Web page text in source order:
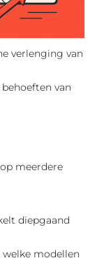
verlenging van
van
meerdere
diepgaand
welke modellen